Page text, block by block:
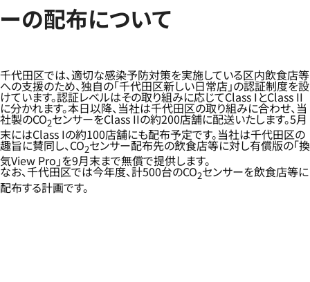
ーの配布について
千代田区では、適切な感染予防対策を実施している区内飲食店等
への支援のため、独自の「千代田区新しい日常店」の認証制度を設
けています。認証レベルはその取り組みに応じてClass IとClass II
に分かれます。本日以降、当社は千代田区の取り組みに合わせ、当
社製のCO2センサーをClass IIの約200店舗に配送いたします。5月
末にはClass Iの約100店舗にも配布予定です。当社は千代田区の
趣旨に賛同し、CO2センサー配布先の飲食店等に対し有償版の「換
気View Pro」を9月末まで無償で提供します。
なお、千代田区では今年度、計500台のCO2センサーを飲食店等に
配布する計画です。